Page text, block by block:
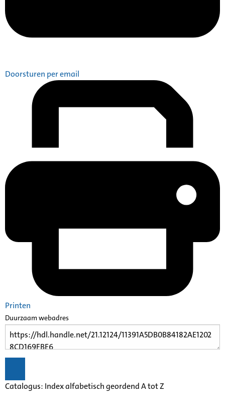
Doorsturen per email
Printen
Duurzaam webadres
Catalogus: Index alfabetisch geordend A tot Z